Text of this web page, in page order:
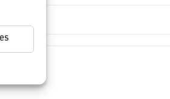
actief